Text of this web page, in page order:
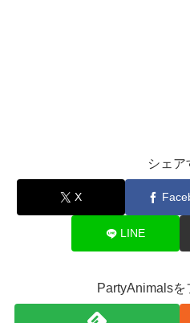
シェア
X
LINE
PartyAnimalsを